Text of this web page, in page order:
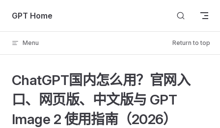
Skip to content
GPT Home
Menu Return to top
ChatGPT国内怎么用？官网入
口、网页版、中文版与 GPT
Image 2 使用指南（2026）